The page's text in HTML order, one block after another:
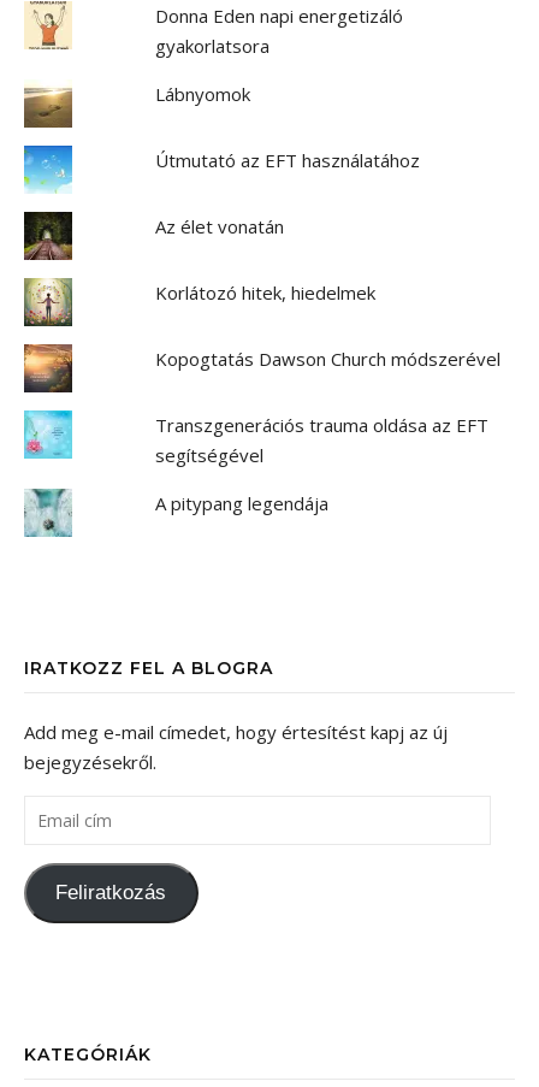
Donna Eden napi energetizáló
gyakorlatsora
Lábnyomok
Útmutató az EFT használatához
Az élet vonatán
Korlátozó hitek, hiedelmek
Kopogtatás Dawson Church módszerével
Transzgenerációs trauma oldása az EFT
segítségével
A pitypang legendája
IRATKOZZ FEL A BLOGRA
Add meg e-mail címedet, hogy értesítést kapj az új
bejegyzésekről.
Feliratkozás
KATEGÓRIÁK